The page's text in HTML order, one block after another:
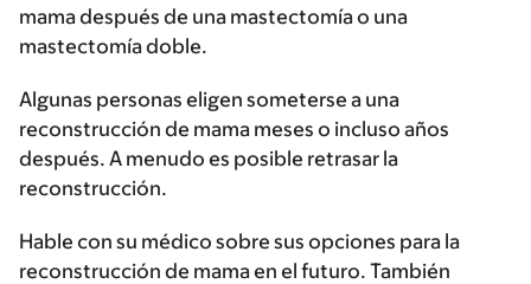
mama después de una mastectomía o una
mastectomía doble.
Algunas personas eligen someterse a una
reconstrucción de mama meses o incluso años
después. A menudo es posible retrasar la
reconstrucción.
Hable con su médico sobre sus opciones para la
reconstrucción de mama en el futuro. También